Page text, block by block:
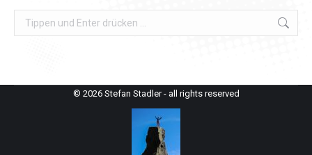
Search:
© 2026 Stefan Stadler - all rights reserved